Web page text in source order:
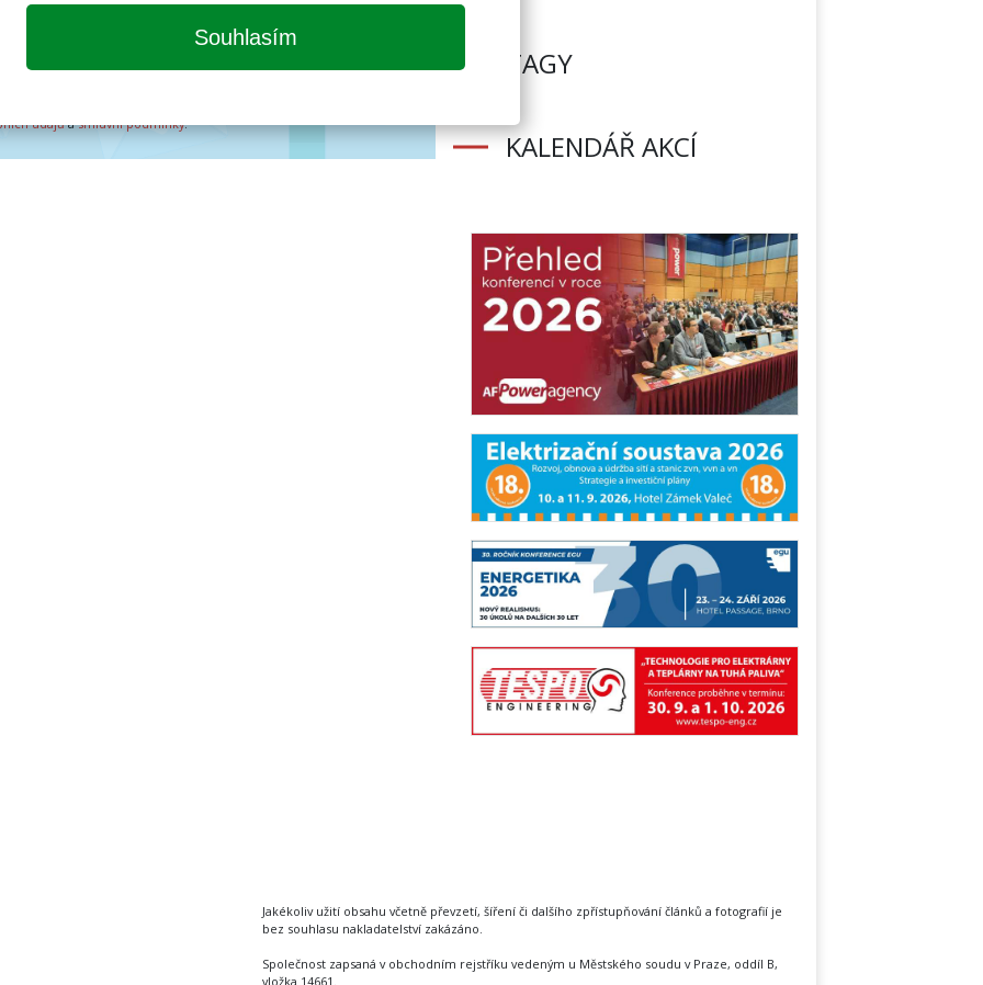
časopisu All for Power
PŘIHLÁSIT
službou Google reCAPTCHA
údajůasmluvní podmínky.
TAGY
KALENDÁŘ AKCÍ
Jakékoliv užití obsahu včetně převzetí, šíření či dalšího zpřístupňování článků a fotografií je
bez souhlasu nakladatelství zakázáno.
Společnost zapsaná v obchodním rejstříku vedeným u Městského soudu v Praze, oddíl B,
vložka 14661.
Souhlasím